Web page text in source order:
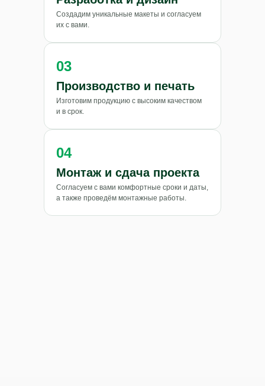
Создадим уникальные макеты и согласуем
их с вами.
03
Производство и печать
Изготовим продукцию с высоким качеством
и в срок.
04
Монтаж и сдача проекта
Согласуем с вами комфортные сроки и даты,
а также проведём монтажные работы.
+7 (964) 905-00-00
ТРАНСРЕКЛАМА